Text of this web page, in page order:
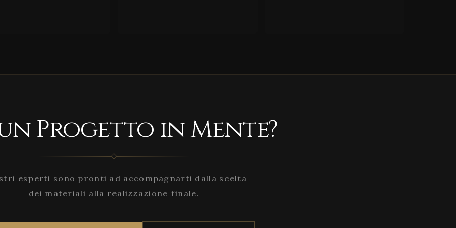
Progetto in Mente?
esperti sono pronti ad accompagnarti dalla scelta
dei materiali alla realizzazione finale.